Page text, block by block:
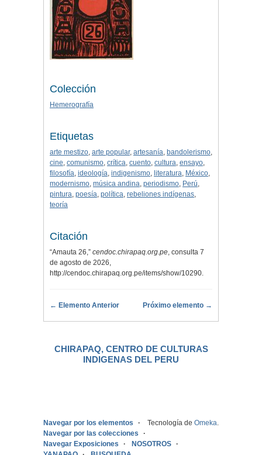
Colección
Hemerografía
Etiquetas
arte mestizo, arte popular, artesanía, bandolerismo,
cine, comunismo, crítica, cuento, cultura, ensayo,
filosofía, ideología, indigenismo, literatura, México,
modernismo, música andina, periodismo, Perú,
pintura, poesía, política, rebeliones indígenas,
teoría
Citación
“Amauta 26,” cendoc.chirapaq.org.pe, consulta 7
de agosto de 2026,
http://cendoc.chirapaq.org.pe/items/show/10290.
← Elemento Anterior Próximo elemento →
CHIRAPAQ, CENTRO DE CULTURAS
INDIGENAS DEL PERU
Navegar por los elementos
Navegar por las colecciones
Navegar Exposiciones
NOSOTROS
Tecnología de Omeka.